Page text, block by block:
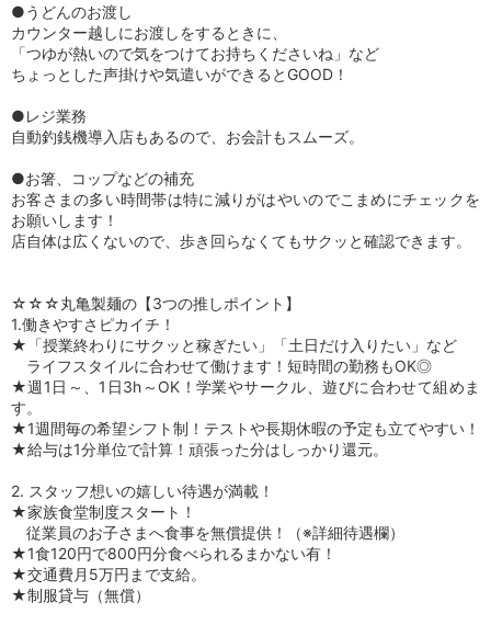
●うどんのお渡し
カウンター越しにお渡しをするときに、
「つゆが熱いので気をつけてお持ちくださいね」など
ちょっとした声掛けや気遣いができるとGOOD！
●レジ業務
自動釣銭機導入店もあるので、お会計もスムーズ。
●お箸、コップなどの補充
お客さまの多い時間帯は特に減りがはやいのでこまめにチェックを
お願いします！
店自体は広くないので、歩き回らなくてもサクッと確認できます。
☆☆☆丸亀製麺の【3つの推しポイント】
1.働きやすさピカイチ！
★「授業終わりにサクッと稼ぎたい」「土日だけ入りたい」など
ライフスタイルに合わせて働けます！短時間の勤務もOK◎
★週1日～、1日3h～OK！学業やサークル、遊びに合わせて組めま
す。
★1週間毎の希望シフト制！テストや長期休暇の予定も立てやすい！
★給与は1分単位で計算！頑張った分はしっかり還元。
2. スタッフ想いの嬉しい待遇が満載！
★家族食堂制度スタート！
従業員のお子さまへ食事を無償提供！（※詳細待遇欄）
★1食120円で800円分食べられるまかない有！
★交通費月5万円まで支給。
★制服貸与（無償）